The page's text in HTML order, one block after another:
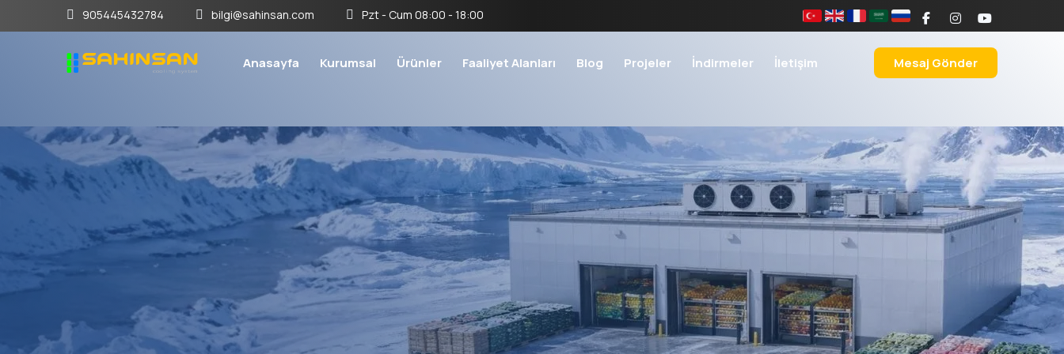
905445432784 bilgi@sahinsan.com Pzt - Cum 08:00 - 18:00
Anasayfa Kurumsal Ürünler Faaliyet Alanları Blog Projeler İndirmeler İletişim Mesaj Gönder